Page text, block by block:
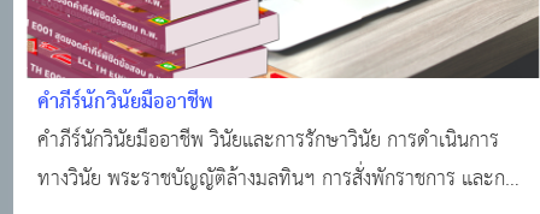
คำภีร์นักวินัยมืออาชีพ
คำภีร์นักวินัยมืออาชีพ วินัยและการรักษาวินัย การดำเนินการ
ทางวินัย พระราชบัญญัติล้างมลทินฯ การสั่งพักราชการ และการ